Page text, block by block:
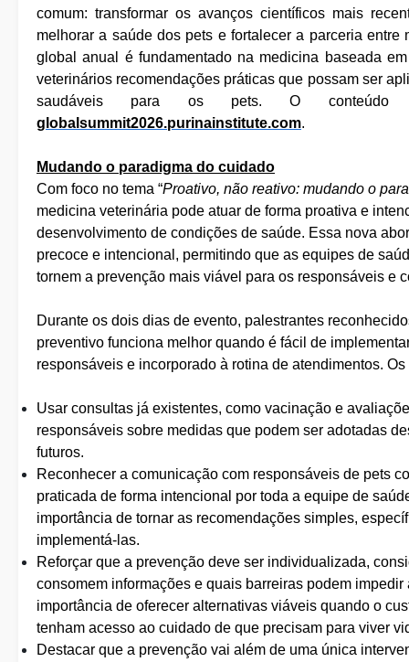
comum: transformar os avanços científicos mais
melhorar a saúde dos pets e fortalecer a parceria
global anual é fundamentado na medicina baseada
veterinários recomendações práticas que possam ser
saudáveis para os pets. O
globalsummit2026.purinainstitute.com.
Mudando o paradigma do cuidado
Com foco no tema “Proativo, não reativo: mudando o
medicina veterinária pode atuar de forma proativa e
desenvolvimento de condições de saúde. Essa nova
precoce e intencional, permitindo que as equipes de
tornem a prevenção mais viável para os responsáveis e
Durante os dois dias de evento, palestrantes
preventivo funciona melhor quando é fácil de
responsáveis e incorporado à rotina de atendimentos.
Usar consultas já existentes, como vacinação e
responsáveis sobre medidas que podem ser adotadas
futuros.
Reconhecer a comunicação com responsáveis de pets
praticada de forma intencional por toda a equipe de
importância de tornar as recomendações simples,
implementá-las.
Reforçar que a prevenção deve ser individualizada,
consomem informações e quais barreiras podem
importância de oferecer alternativas viáveis quando o
tenham acesso ao cuidado de que precisam para viver
Destacar que a prevenção vai além de uma única